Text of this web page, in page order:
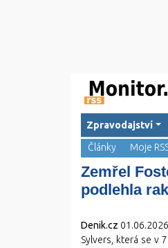
Zpravodajství
Články
Moje
Zemřel
podlehla
Denik.cz
Sylvers, která se v